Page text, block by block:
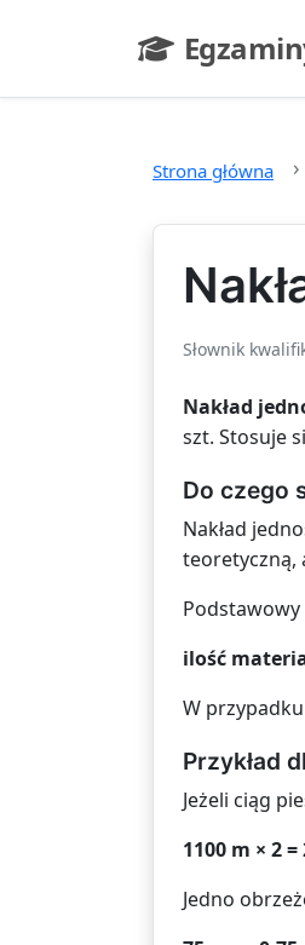
- strona
Strona główna
Słownik
Nakład
szt. Stosuje
Do czego
Nakład
teoretyczną,
ilość
W
Przykład
Jeżeli ciąg
1100 m × 2 =
Jedno